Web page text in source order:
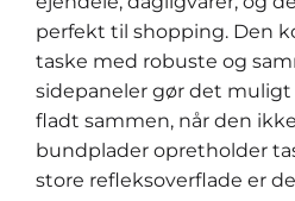
perfekt til shopping. Den
taske med robuste og
sidepaneler gør det
fladt sammen, når den
bundplader opretholder
store refleksoverflade er